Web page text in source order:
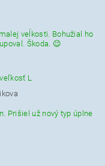
veĺkosti. Bohužial ho
Škoda. 😉
L
Prišiel už nový typ úplne